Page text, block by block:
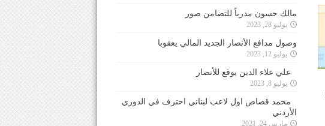
مالك حسون مدرباً للتضامن صور
يوليو 28, 2023
وصول مدافع الأنصار الجديد المالي يعقوبا
يوليو 12, 2023
علي علاء الدين يوقع للأنصار
يوليو 8, 2023
محمد قصاص اول لاعب لبناني احترف في الدوري
الأردني
مارس 24, 2021